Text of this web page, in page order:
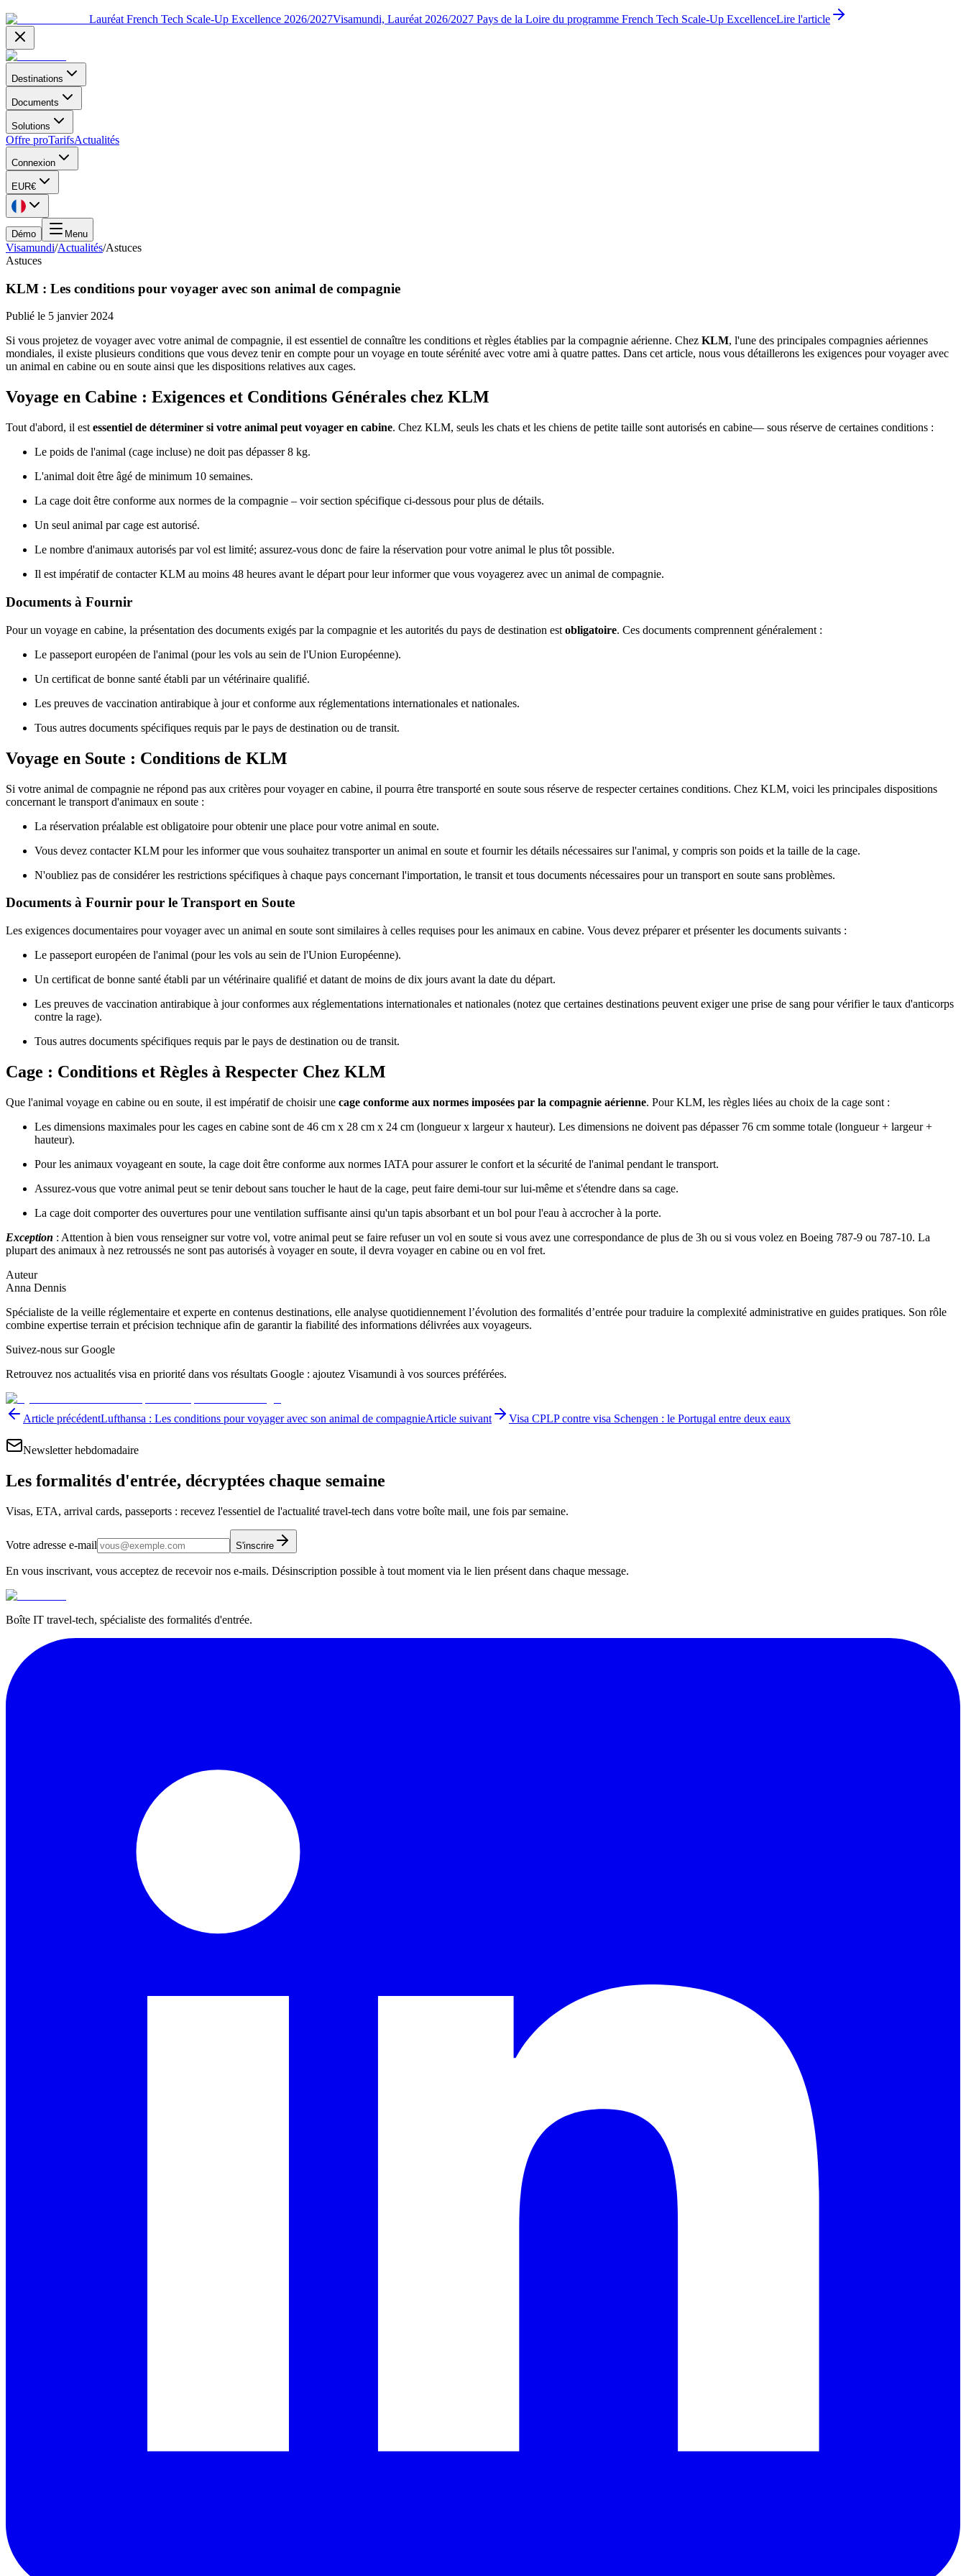
Lauréat French Tech Scale-Up Excellence 2026/2027Visamundi, Lauréat 2026/2027 Pays de la Loire du programme French Tech Scale-Up ExcellenceLire l'article
Destinations
Documents
Solutions
Offre proTarifsActualités
Connexion
EUR€
Démo Menu
Visamundi/Actualités/Astuces
Astuces
KLM : Les conditions pour voyager avec son animal de compagnie
Publié le 5 janvier 2024
Si vous projetez de voyager avec votre animal de compagnie, il est essentiel de connaître les conditions et règles établies par la compagnie aérienne. Chez KLM, l'une des principales compagnies aériennes
mondiales, il existe plusieurs conditions que vous devez tenir en compte pour un voyage en toute sérénité avec votre ami à quatre pattes. Dans cet article, nous vous détaillerons les exigences pour voyager avec
un animal en cabine ou en soute ainsi que les dispositions relatives aux cages.
Voyage en Cabine : Exigences et Conditions Générales chez KLM
Tout d'abord, il est essentiel de déterminer si votre animal peut voyager en cabine. Chez KLM, seuls les chats et les chiens de petite taille sont autorisés en cabine— sous réserve de certaines conditions :
Le poids de l'animal (cage incluse) ne doit pas dépasser 8 kg.
L'animal doit être âgé de minimum 10 semaines.
La cage doit être conforme aux normes de la compagnie – voir section spécifique ci-dessous pour plus de détails.
Un seul animal par cage est autorisé.
Le nombre d'animaux autorisés par vol est limité; assurez-vous donc de faire la réservation pour votre animal le plus tôt possible.
Il est impératif de contacter KLM au moins 48 heures avant le départ pour leur informer que vous voyagerez avec un animal de compagnie.
Documents à Fournir
Pour un voyage en cabine, la présentation des documents exigés par la compagnie et les autorités du pays de destination est obligatoire. Ces documents comprennent généralement :
Le passeport européen de l'animal (pour les vols au sein de l'Union Européenne).
Un certificat de bonne santé établi par un vétérinaire qualifié.
Les preuves de vaccination antirabique à jour et conforme aux réglementations internationales et nationales.
Tous autres documents spécifiques requis par le pays de destination ou de transit.
Voyage en Soute : Conditions de KLM
Si votre animal de compagnie ne répond pas aux critères pour voyager en cabine, il pourra être transporté en soute sous réserve de respecter certaines conditions. Chez KLM, voici les principales dispositions
concernant le transport d'animaux en soute :
La réservation préalable est obligatoire pour obtenir une place pour votre animal en soute.
Vous devez contacter KLM pour les informer que vous souhaitez transporter un animal en soute et fournir les détails nécessaires sur l'animal, y compris son poids et la taille de la cage.
N'oubliez pas de considérer les restrictions spécifiques à chaque pays concernant l'importation, le transit et tous documents nécessaires pour un transport en soute sans problèmes.
Documents à Fournir pour le Transport en Soute
Les exigences documentaires pour voyager avec un animal en soute sont similaires à celles requises pour les animaux en cabine. Vous devez préparer et présenter les documents suivants :
Le passeport européen de l'animal (pour les vols au sein de l'Union Européenne).
Un certificat de bonne santé établi par un vétérinaire qualifié et datant de moins de dix jours avant la date du départ.
Les preuves de vaccination antirabique à jour conformes aux réglementations internationales et nationales (notez que certaines destinations peuvent exiger une prise de sang pour vérifier le taux d'anticorps
contre la rage).
Tous autres documents spécifiques requis par le pays de destination ou de transit.
Cage : Conditions et Règles à Respecter Chez KLM
Que l'animal voyage en cabine ou en soute, il est impératif de choisir une cage conforme aux normes imposées par la compagnie aérienne. Pour KLM, les règles liées au choix de la cage sont :
Les dimensions maximales pour les cages en cabine sont de 46 cm x 28 cm x 24 cm (longueur x largeur x hauteur). Les dimensions ne doivent pas dépasser 76 cm somme totale (longueur + largeur +
hauteur).
Pour les animaux voyageant en soute, la cage doit être conforme aux normes IATA pour assurer le confort et la sécurité de l'animal pendant le transport.
Assurez-vous que votre animal peut se tenir debout sans toucher le haut de la cage, peut faire demi-tour sur lui-même et s'étendre dans sa cage.
La cage doit comporter des ouvertures pour une ventilation suffisante ainsi qu'un tapis absorbant et un bol pour l'eau à accrocher à la porte.
Exception : Attention à bien vous renseigner sur votre vol, votre animal peut se faire refuser un vol en soute si vous avez une correspondance de plus de 3h ou si vous volez en Boeing 787-9 ou 787-10. La
plupart des animaux à nez retroussés ne sont pas autorisés à voyager en soute, il devra voyager en cabine ou en vol fret.
Auteur
Anna Dennis
Spécialiste de la veille réglementaire et experte en contenus destinations, elle analyse quotidiennement l’évolution des formalités d’entrée pour traduire la complexité administrative en guides pratiques. Son rôle
combine expertise terrain et précision technique afin de garantir la fiabilité des informations délivrées aux voyageurs.
Suivez-nous sur Google
Retrouvez nos actualités visa en priorité dans vos résultats Google : ajoutez Visamundi à vos sources préférées.
Article précédentLufthansa : Les conditions pour voyager avec son animal de compagnieArticle suivant Visa CPLP contre visa Schengen : le Portugal entre deux eaux
Newsletter hebdomadaire
Les formalités d'entrée, décryptées chaque semaine
Visas, ETA, arrival cards, passeports : recevez l'essentiel de l'actualité travel-tech dans votre boîte mail, une fois par semaine.
Votre adresse e-mail S'inscrire
En vous inscrivant, vous acceptez de recevoir nos e-mails. Désinscription possible à tout moment via le lien présent dans chaque message.
Boîte IT travel-tech, spécialiste des formalités d'entrée.